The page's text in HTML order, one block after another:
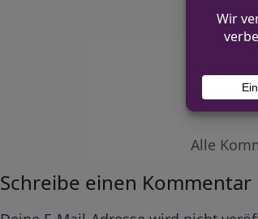
Alle
Schreibe einen Kommentar